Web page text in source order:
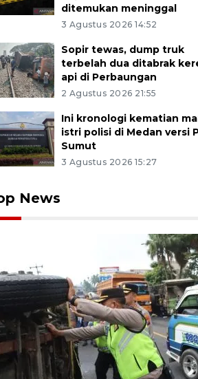
ditemukan meninggal
3 Agustus 2026 14:52
Sopir tewas, dump truk
terbelah dua ditabrak
api di Perbaungan
2 Agustus 2026 21:55
Ini kronologi kematian
istri polisi di Medan versi
Sumut
3 Agustus 2026 15:27
News